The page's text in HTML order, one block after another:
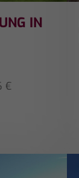
IN
€